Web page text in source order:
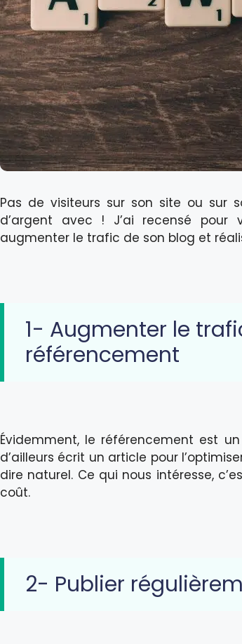
Pas de visiteurs sur son site ou sur
d’argent avec ! J’ai recensé pour
augmenter le trafic de son blog et
1- Augmenter le
référencement
Évidemment, le référencement est
d’ailleurs écrit un article pour
dire naturel. Ce qui nous intéresse,
coût.
2- Publier